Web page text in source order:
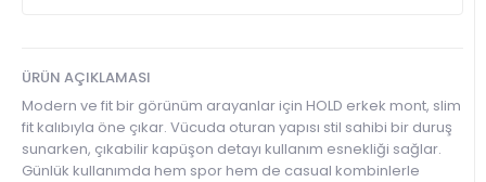
ÜRÜN AÇIKLAMASI
Modern ve fit bir görünüm arayanlar için HOLD erkek mont, slim
fit kalıbıyla öne çıkar. Vücuda oturan yapısı stil sahibi bir duruş
sunarken, çıkabilir kapüşon detayı kullanım esnekliği sağlar.
Günlük kullanımda hem spor hem de casual kombinlerle